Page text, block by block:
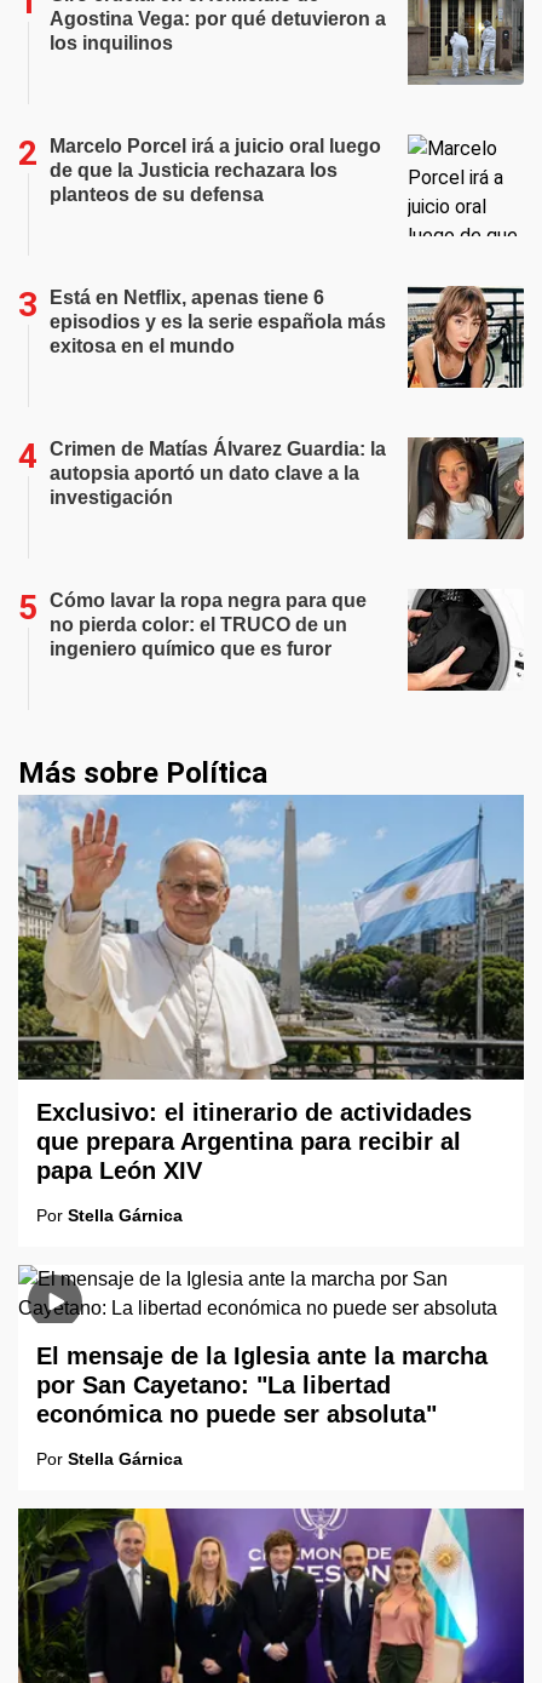
Agostina Vega: por qué detuvieron a
los inquilinos
Marcelo Porcel irá a juicio oral luego
de que la Justicia rechazara los
planteos de su defensa
Está en Netflix, apenas tiene 6
episodios y es la serie española más
exitosa en el mundo
Crimen de Matías Álvarez Guardia: la
autopsia aportó un dato clave a la
investigación
Cómo lavar la ropa negra para que
no pierda color: el TRUCO de un
ingeniero químico que es furor
Más sobre Política
Exclusivo: el itinerario de actividades
que prepara Argentina para recibir al
papa León XIV
Por Stella Gárnica
El mensaje de la Iglesia ante la marcha
por San Cayetano: "La libertad
económica no puede ser absoluta"
Por Stella Gárnica